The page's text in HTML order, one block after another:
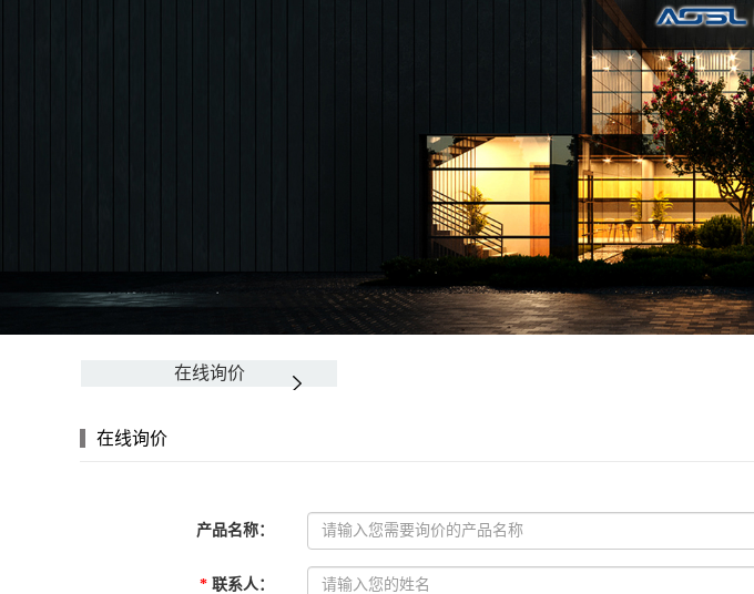
在线询价
在线询价
产品名称：
* 联系人 ：